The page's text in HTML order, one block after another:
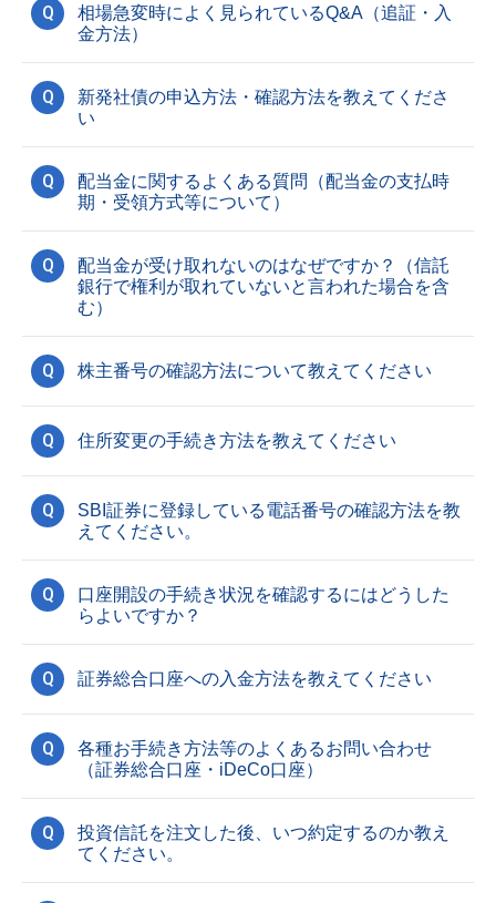
Q
相場急変時によく見られているQ&A（追証・入
金方法）
Q
新発社債の申込方法・確認方法を教えてくださ
い
Q
配当金に関するよくある質問（配当金の支払時
期・受領方式等について）
Q
配当金が受け取れないのはなぜですか？（信託
銀行で権利が取れていないと言われた場合を含
む）
Q 株主番号の確認方法について教えてください
Q 住所変更の手続き方法を教えてください
Q
SBI証券に登録している電話番号の確認方法を教
えてください。
Q
口座開設の手続き状況を確認するにはどうした
らよいですか？
Q 証券総合口座への入金方法を教えてください
Q
各種お手続き方法等のよくあるお問い合わせ
（証券総合口座・iDeCo口座）
Q
投資信託を注文した後、いつ約定するのか教え
てください。